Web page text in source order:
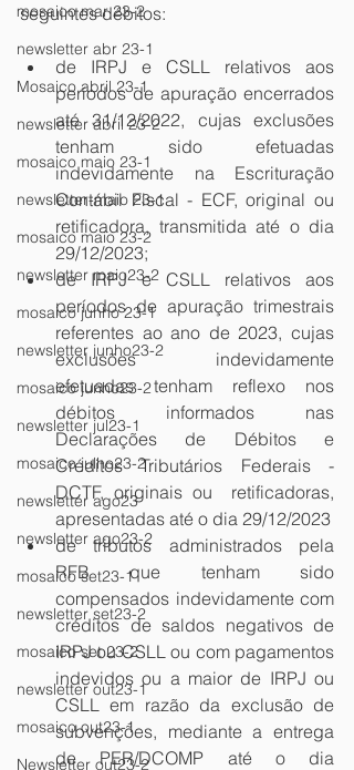
mosaico mar 23-2
newsletter abr 23-1
Mosaico abril 23-1
newsletter abril 23-2
mosaico maio 23-1
newsletter-maio 23-1
mosaico maio 23-2
newsletter maio23-2
mosaico junho 23-1
newsletter junho23-2
mosaico junho23-2
newsletter jul23-1
mosaico julho23-2
newsletter ago23
newsletter ago23-2
mosaico set23-1
newsletter set23-2
mosaico set 23-2
newsletter out23-1
mosaico out23-1
Newsletter out23-2
seguintes débitos:
de IRPJ e CSLL relativos aos
períodos de apuração encerrados
até 31/12/2022, cujas exclusões
tenham sido efetuadas
indevidamente na Escrituração
Contábil Fiscal - ECF, original ou
retificadora, transmitida até o dia
29/12/2023;
de IRPJ e CSLL relativos aos
períodos de apuração trimestrais
referentes ao ano de 2023, cujas
exclusões indevidamente
efetuadas tenham reflexo nos
débitos informados nas
Declarações de Débitos e
Créditos Tributários Federais -
DCTF, originais ou  retificadoras,
apresentadas até o dia 29/12/2023
de tributos administrados pela
RFB que tenham sido
compensados indevidamente com
créditos de saldos negativos de
IRPJ ou CSLL ou com pagamentos
indevidos ou a maior de IRPJ ou
CSLL em razão da exclusão de
subvenções, mediante a entrega
de PER/DCOMP até o dia